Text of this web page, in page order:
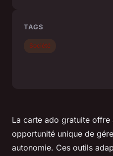
La carte ado gratuite offre
opportunité unique de
autonomie. Ces outils
TAGS
Société